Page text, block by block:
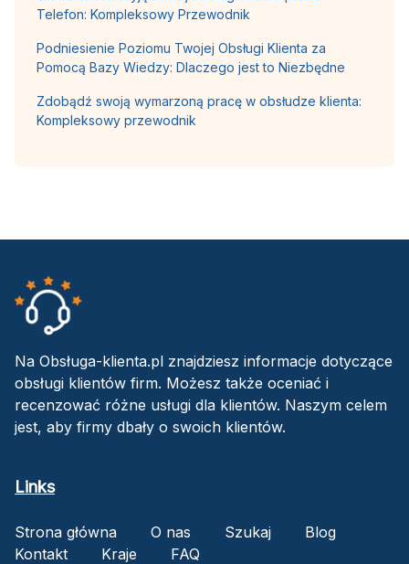
Telefon: Kompleksowy Przewodnik
Podniesienie Poziomu Twojej Obsługi Klienta za
Pomocą Bazy Wiedzy: Dlaczego jest to Niezbędne
Zdobądź swoją wymarzoną pracę w obsłudze klienta:
Kompleksowy przewodnik
Na Obsługa-klienta.pl znajdziesz informacje dotyczące
obsługi klientów firm. Możesz także oceniać i
recenzować różne usługi dla klientów. Naszym celem
jest, aby firmy dbały o swoich klientów.
Links
Strona główna O nas Szukaj
Blog
Kontakt
Kraje FAQ